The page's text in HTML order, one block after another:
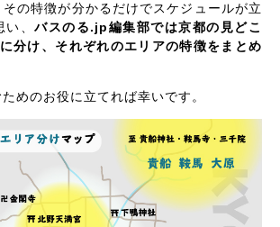
の特徴が分かるだけでスケジュールが立
い、バスのる.jp編集部では京都の見どこ
分け、それぞれのエリアの特徴をまとめ
めのお役に立てれば幸いです。